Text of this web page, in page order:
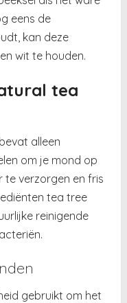
eens de
kan deze
wit te houden.
tea
alleen
om je mond op
te verzorgen en fris
tea tree
reinigende
gebruikt om het